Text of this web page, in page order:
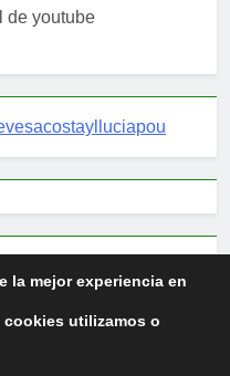
de youtube
Noticias 2026. Funciona
la mejor experiencia en
cookies utilizamos o